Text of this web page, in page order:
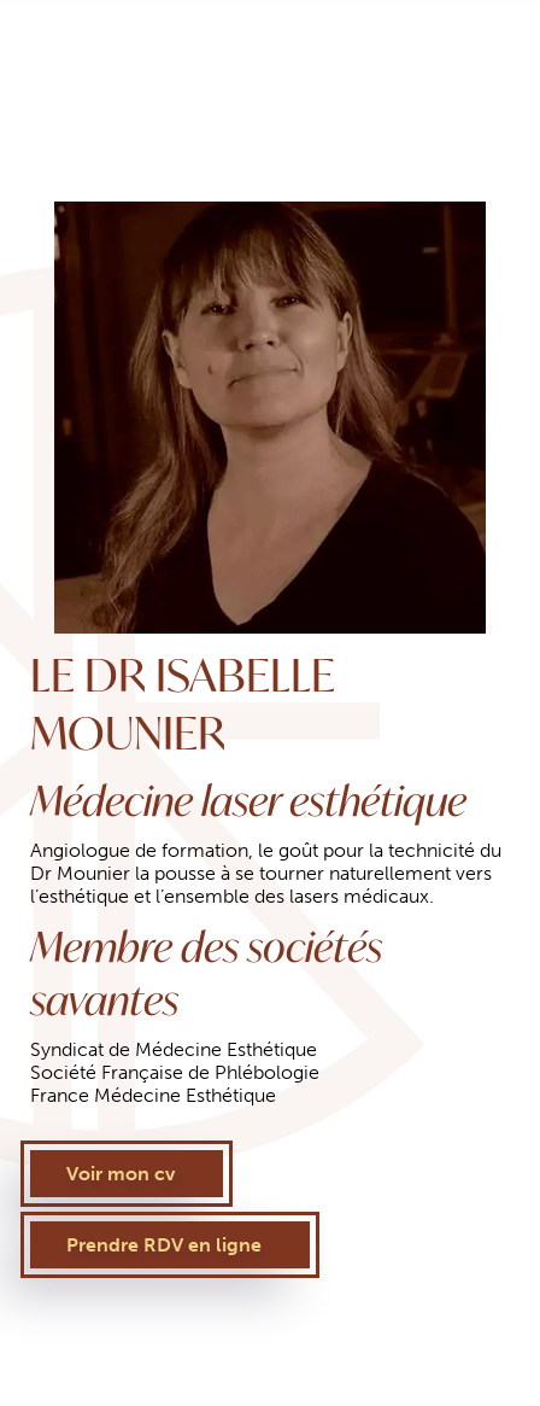
LE DR ISABELLE
MOUNIER
Médecine laser esthétique
Angiologue de formation, le goût pour la technicité du
Dr Mounier la pousse à se tourner naturellement vers
l’esthétique et l’ensemble des lasers médicaux.
Membre des sociétés
savantes
Syndicat de Médecine Esthétique
Société Française de Phlébologie
France Médecine Esthétique
Voir mon cv
Prendre RDV en ligne